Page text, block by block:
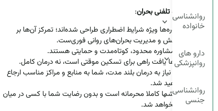
روانشناسی
خانواده
دارو های
روانپزشکی
روانشناسی
جنسی
چارچوب مشاوره تلفنی بحران:
این مشاوره‌ها ویژه شرایط اضطراری طراحی شده‌اند؛ تمرکز آن‌ها بر
کاهش تنش و مدیریت بحران‌های روانی فوری‌ست.
جلسات مشاوره محدود، کوتاه‌مدت و حمایتی هستند.
هدف آن‌ها یافت راهی برای تسکین موقتی است، نه درمان کامل.
در صورت نیاز به درمان بلند مدت، شما به منابع و مراکز مناسب ارجاع
داده خواهید شد.
اطلاعات شما کاملا محرمانه است و بدون رضایت شما با کسی در میان
گذاشته نخواهد شد.